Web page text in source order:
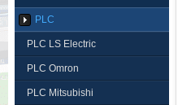
PLC
PLC LS Electric
PLC Omron
PLC Mitsubishi